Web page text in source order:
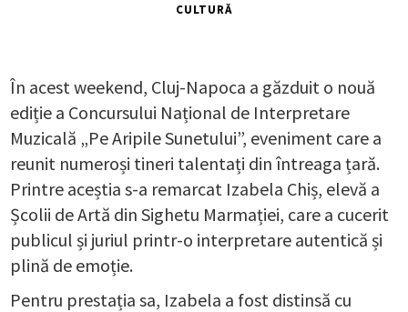
CULTURĂ
În acest weekend, Cluj-Napoca a găzduit o nouă
ediție a Concursului Național de Interpretare
Muzicală „Pe Aripile Sunetului”, eveniment care a
reunit numeroși tineri talentați din întreaga țară.
Printre aceștia s-a remarcat Izabela Chiș, elevă a
Școlii de Artă din Sighetu Marmației, care a cucerit
publicul și juriul printr-o interpretare autentică și
plină de emoție.
Pentru prestația sa, Izabela a fost distinsă cu